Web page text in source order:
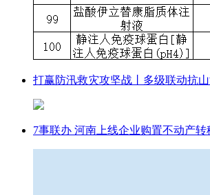
打赢防汛救灾攻坚战丨多级联动抗
7事联办 河南上线企业购置不动产转